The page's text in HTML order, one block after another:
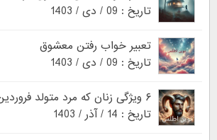
تاریخ : 09 / دی / 1403
تعبیر خواب رفتن معشوق
تاریخ : 09 / دی / 1403
۶ ویژگی زنان که مرد متولد فروردین آن [...]
تاریخ : 14 / آذر / 1403